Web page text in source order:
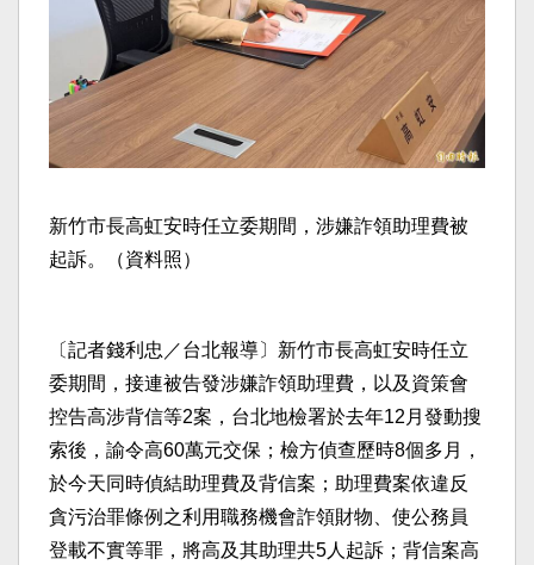
新竹市長高虹安時任立委期間，涉嫌詐領助理費被
起訴。（資料照）
〔記者錢利忠／台北報導〕新竹市長高虹安時任立
委期間，接連被告發涉嫌詐領助理費，以及資策會
控告高涉背信等2案，台北地檢署於去年12月發動搜
索後，諭令高60萬元交保；檢方偵查歷時8個多月，
於今天同時偵結助理費及背信案；助理費案依違反
貪污治罪條例之利用職務機會詐領財物、使公務員
登載不實等罪，將高及其助理共5人起訴；背信案高